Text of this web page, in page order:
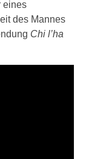
eines
des Mannes
Chi l’ha